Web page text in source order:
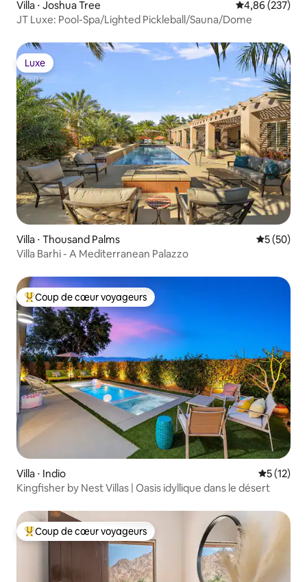
Villa ⋅ Joshua Tree Évaluation
4,86 (237)
JT Luxe: Pool-Spa/Lighted Pickleball/Sauna/Dome
Luxe
Luxe
Villa ⋅ Thousand Palms
5 (50)
Villa Barhi - A Mediterranean Palazzo
Coups de cœur voyageurs les plus appréciés
Coup de cœur voyageurs
Villa ⋅ Indio
5 (12)
Kingfisher by Nest Villas | Oasis idyllique dans le désert
Coups de cœur voyageurs les plus appréciés
Coup de cœur voyageurs